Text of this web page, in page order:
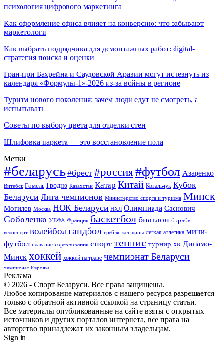
психология цифрового маркетинга
Как оформление офиса влияет на конверсию: что забывают
маркетологи
Как выбрать подрядчика для демонтажных работ: digital-
стратегия поиска и оценки
Гран-при Бахрейна и Саудовской Аравии могут исчезнуть из
календаря «Формулы-1»-2026 из-за войны в регионе
Туризм нового поколения: зачем люди едут не смотреть, а
испытывать
Советы по выбору цвета для отделки стен
Шлифовка паркета — это восстановление пола
Метки
#беларусь #брест #россия#футбол Азаренко
Витебск Гомель Гродно Казахстан Катар Китай Ковальчук Кубок
Беларуси Лига чемпионов Министерство спорта и туризма Минск
Могилев Москва НОК Беларуси НХЛ Олимпиада Саснович
Соболенко УЕФА Франция баскетбол биатлон борьба
велоспорт волейболгандбол гребля женщины легкая атлетика мини-
футбол плавание соревнования спорт теннис турнир хк Динамо-
Минск хоккей хоккей на траве чемпионат Беларуси
чемпионат Европы
Реклама
© 2026 - Спорт Беларуси. Все права защищены.
Любое копирование материалов с нашего ресурса разрешается
только с обратной активной ссылкой на страницу статьи.
Все материалы опубликованные на сайте взяты с открытых
источников и других порталов интернета, все права на
авторство принадлежат их законным владельцам.
Sign in